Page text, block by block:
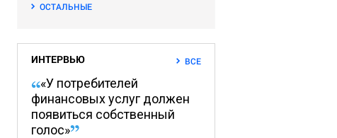
ОСТАЛЬНЫЕ
ИНТЕРВЬЮ ВСЕ
«У потребителей
финансовых услуг должен
появиться собственный
голос»